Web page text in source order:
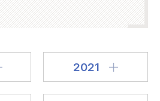
기획연구
홍재 한국학 펠로십 프로그램
2021